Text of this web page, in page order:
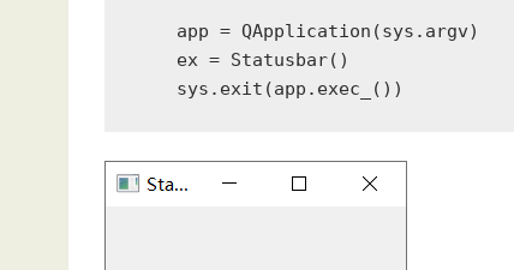
    app = QApplication(sys.argv)
    ex = Statusbar()
    sys.exit(app.exec_())